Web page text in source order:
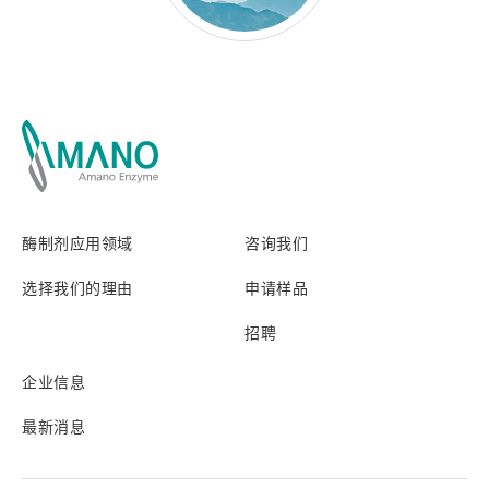
酶制剂应用领域
选择我们的理由
企业信息
最新消息
咨询我们
申请样品
招聘